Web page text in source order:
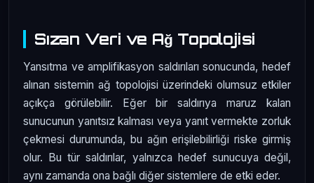
Sızan Veri ve Ağ Topolojisi
Yansıtma ve amplifikasyon saldırıları sonucunda, hedef
alınan sistemin ağ topolojisi üzerindeki olumsuz etkiler
açıkça görülebilir. Eğer bir saldırıya maruz kalan
sunucunun yanıtsız kalması veya yanıt vermekte zorluk
çekmesi durumunda, bu ağın erişilebilirliği riske girmiş
olur. Bu tür saldırılar, yalnızca hedef sunucuya değil,
aynı zamanda ona bağlı diğer sistemlere de etki eder.